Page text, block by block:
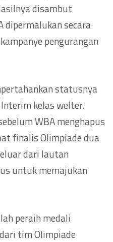
disambut
dipermalukan secara
pengurangan
statusnya
kelas welter.
WBA menghapus
finalis Olimpiade dua
dari lautan
untuk memajukan
peraih medali
tim Olimpiade